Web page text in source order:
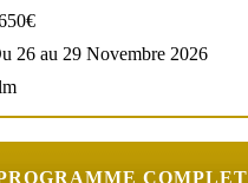
26 au 29 Novembre 2026
COMPLET